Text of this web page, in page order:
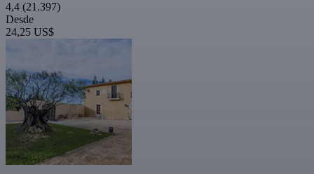
4,4 (21.397)
Desde
24,25 US$